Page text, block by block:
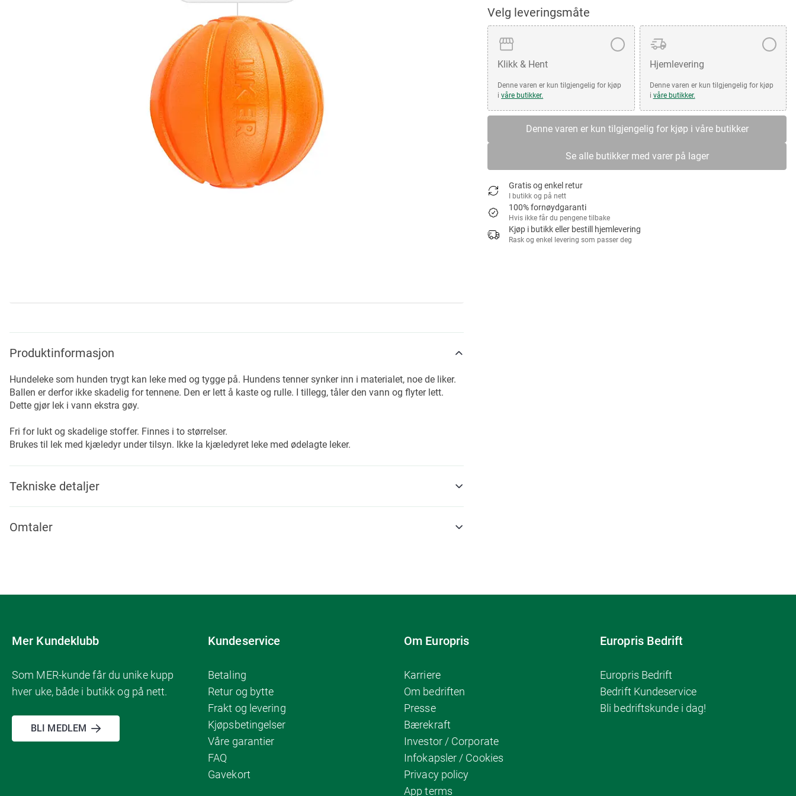
Velg leveringsmåte
Klikk & Hent
Denne varen er kun tilgjengelig for kjøp
ivåre butikker.
Hjemlevering
Denne varen er kun tilgjengelig for kjøp
i våre butikker.
Denne varen er kun tilgjengelig for kjøp i våre butikker
Se alle butikker med varer på lager
Gratis og enkel retur
I butikk og på nett
100% fornøydgaranti
Hvis ikke får du pengene tilbake
Kjøp i butikk eller bestill hjemlevering
Rask og enkel levering som passer deg
the
beginning
the
images
gallery
Produktinformasjon
Hundeleke som hunden trygt kan leke med og tygge på. Hundens tenner synker inn i materialet, noe de liker.
Ballen er derfor ikke skadelig for tennene. Den er lett å kaste og rulle. I tillegg, tåler den vann og flyter lett.
Dette gjør lek i vann ekstra gøy.
Fri for lukt og skadelige stoffer. Finnes i to størrelser.
Brukes til lek med kjæledyr under tilsyn. Ikke la kjæledyret leke med ødelagte leker.
Tekniske detaljer
Omtaler
Mer Kundeklubb
Som MER-kunde får du unike kupp
hver uke, både i butikk og på nett.
BLI MEDLEM
Kundeservice
Betaling
Retur og bytte
Frakt og levering
Kjøpsbetingelser
Våre garantier
FAQ
Gavekort
Om Europris
Karriere
Om bedriften
Presse
Bærekraft
Investor / Corporate
Infokapsler / Cookies
Privacy policy
App terms
Europris Bedrift
Europris Bedrift
Bedrift Kundeservice
Bli bedriftskunde i dag!